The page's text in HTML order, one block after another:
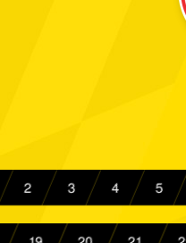
15:30 Uhr
Fr. 28.11.1969
Fr. 05.12.1969
2 3 4 5